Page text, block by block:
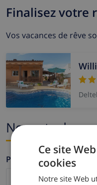
Finalisez votre
Vos vacances de rêve
Nom et
Prénom *
Ce site
cookies
Notre site Web